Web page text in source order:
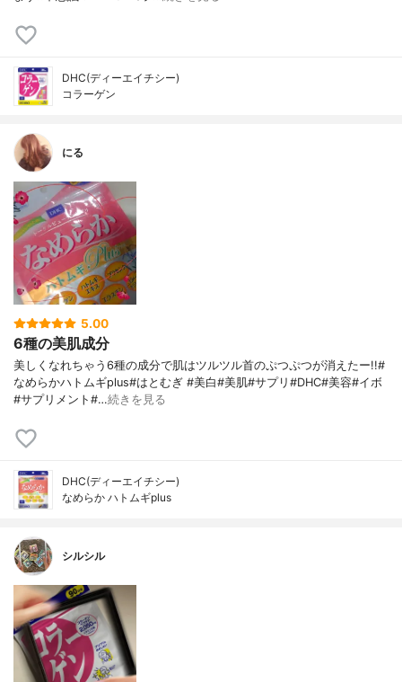
DHC(ディーエイチシー)
コラーゲン
にる
5.00
6種の美肌成分
美しくなれちゃう6種の成分で肌はツルツル首のぷつぷつが消えたー!!#
なめらかハトムギplus#はとむぎ #美白#美肌#サプリ#DHC#美容#イボ
#サプリメント#…続きを見る
DHC(ディーエイチシー)
なめらか ハトムギplus
シルシル